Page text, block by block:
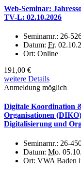
Web-Seminar:
TV-L: 02.10.2026
Seminarnr.: 26-
Datum: Fr.
Ort: Online
191,00 €
weitere Details
Anmeldung möglich
Digitale Koordination
Organisationen
Digitalisierung und
Seminarnr.: 26-
Datum: Mo.
Ort: VWA Baden